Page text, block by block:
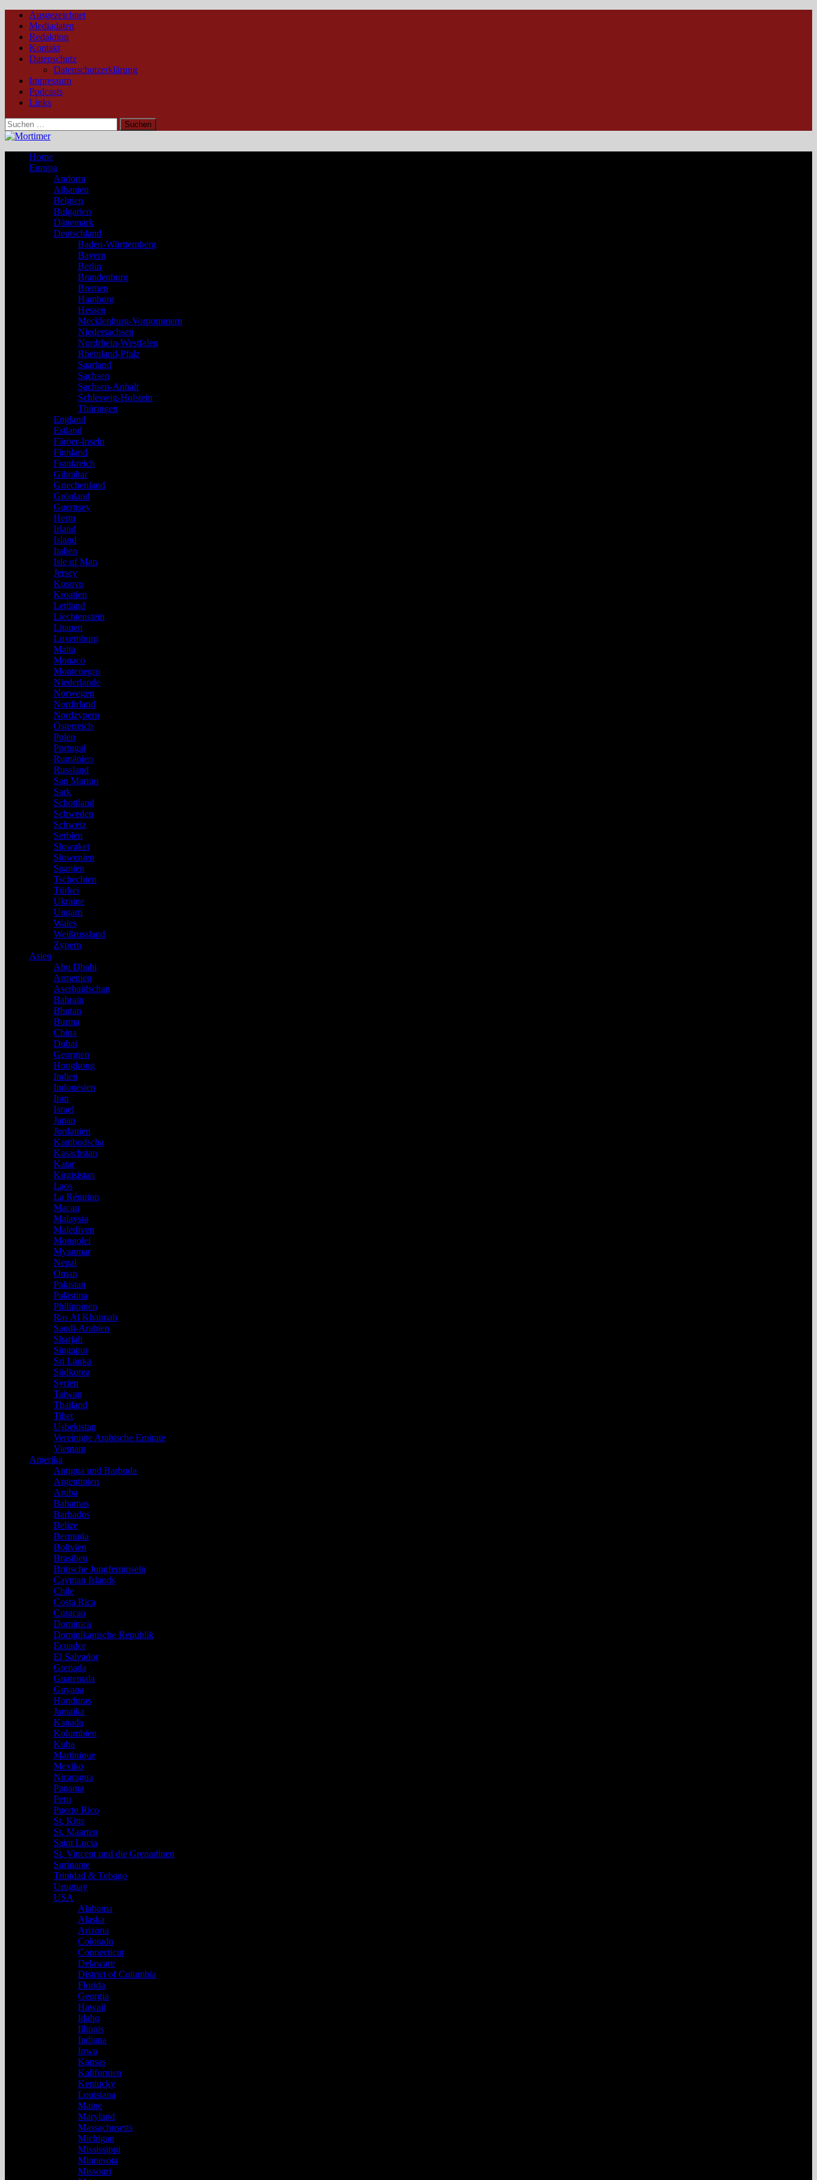
Ausgezeichnet
Mediadaten
Redaktion
Kontakt
Datenschutz
Datenschutzerklärung
Impressum
Podcasts
Links
Suchen
nach:
Home
Europa
Andorra
Albanien
Belgien
Bulgarien
Dänemark
Deutschland
Baden-Württemberg
Bayern
Berlin
Brandenburg
Bremen
Hamburg
Hessen
Mecklenburg-Vorpommern
Niedersachsen
Nordrhein-Westfalen
Rheinland-Pfalz
Saarland
Sachsen
Sachsen-Anhalt
Schleswig-Holstein
Thüringen
England
Estland
Färöer-Inseln
Finnland
Frankreich
Gibraltar
Griechenland
Grönland
Guernsey
Herm
Irland
Island
Italien
Isle of Man
Jersey
Kosovo
Kroatien
Lettland
Liechtenstein
Litauen
Luxemburg
Malta
Monaco
Montenegro
Niederlande
Norwegen
Nordirland
Nordzypern
Österreich
Polen
Portugal
Rumänien
Russland
San Marino
Sark
Schottland
Schweden
Schweiz
Serbien
Slowakei
Slowenien
Spanien
Tschechien
Türkei
Ukraine
Ungarn
Wales
Weißrussland
Zypern
Asien
Abu Dhabi
Armenien
Aserbaidschan
Bahrain
Bhutan
Burma
China
Dubai
Georgien
Hongkong
Indien
Indonesien
Iran
Israel
Japan
Jordanien
Kambodscha
Kasachstan
Katar
Kirgisistan
Laos
La Réunion
Macau
Malaysia
Malediven
Mongolei
Myanmar
Nepal
Oman
Pakistan
Palästina
Philippinen
Ras Al Khaimah
Saudi-Arabien
Sharjah
Singapur
Sri Lanka
Südkorea
Syrien
Taiwan
Thailand
Tibet
Usbekistan
Vereinigte Arabische Emirate
Vietnam
Amerika
Antigua und Barbuda
Argentinien
Aruba
Bahamas
Barbados
Belize
Bermuda
Bolivien
Brasilien
Britische Jungferninseln
Cayman Islands
Chile
Costa Rica
Curacao
Dominica
Dominikanische Republik
Ecuador
El Salvador
Grenada
Guatemala
Guyana
Honduras
Jamaika
Kanada
Kolumbien
Kuba
Martinique
Mexiko
Nicaragua
Panama
Peru
Puerto Rico
St. Kitts
St. Maarten
Saint Lucia
St. Vincent und die Grenadinen
Suriname
Trinidad & Tobago
Uruguay
USA
Alabama
Alaska
Arizona
Colorado
Connecticut
Delaware
District of Columbia
Florida
Georgia
Hawaii
Idaho
Illinois
Indiana
Iowa
Kansas
Kalifornien
Kentucky
Louisiana
Maine
Maryland
Massachusetts
Michigan
Mississippi
Minnesota
Missouri